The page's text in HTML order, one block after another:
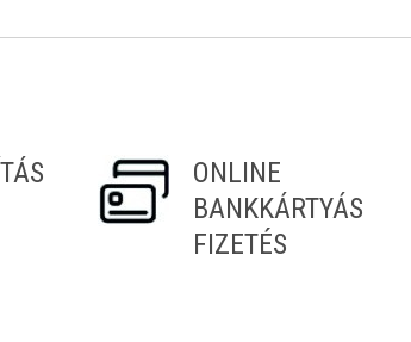
ONLINE
BANKKÁRTYÁS
FIZETÉS